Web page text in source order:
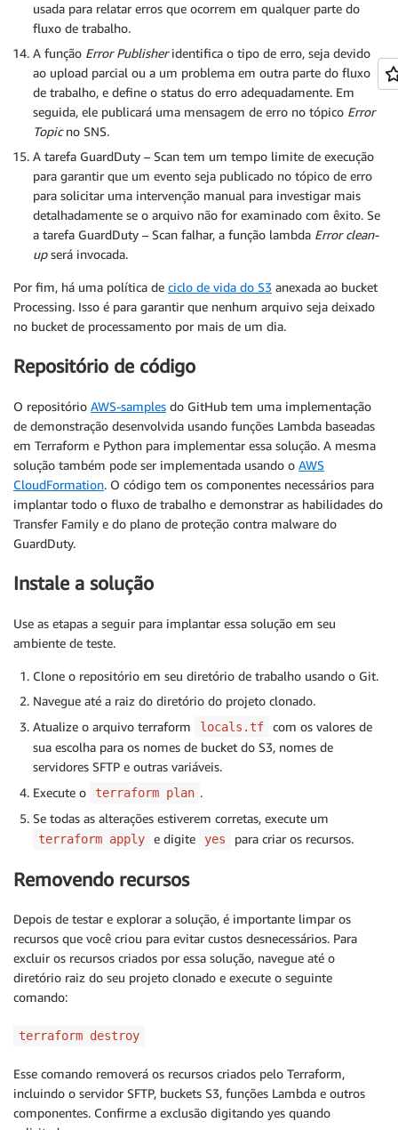
usada para relatar erros que ocorrem em qualquer parte do
fluxo de trabalho.
A função Error Publisheridentifica o tipo de erro, seja devido
ao upload parcial ou a um problema em outra parte do fluxo
de trabalho, e define o status do erro adequadamente. Em
seguida, ele publicará uma mensagem de erro no tópico Error
Topicno SNS.
A tarefa GuardDuty – Scan tem um tempo limite de execução
para garantir que um evento seja publicado no tópico de erro
para solicitar uma intervenção manual para investigar mais
detalhadamente se o arquivo não for examinado com êxito. Se
a tarefa GuardDuty – Scan falhar, a função lambda Error clean-
upserá invocada.
Por fim, há uma política de ciclo de vida do S3 anexada ao bucket
Processing. Isso é para garantir que nenhum arquivo seja deixado
no bucket de processamento por mais de um dia.
Repositório de código
O repositório AWS-samples do GitHub tem uma implementação
de demonstração desenvolvida usando funções Lambda baseadas
em Terraform e Python para implementar essa solução. A mesma
solução também pode ser implementada usando o AWS
CloudFormation. O código tem os componentes necessários para
implantar todo o fluxo de trabalho e demonstrar as habilidades do
Transfer Family e do plano de proteção contra malware do
GuardDuty.
Instale a solução
Use as etapas a seguir para implantar essa solução em seu
ambiente de teste.
Clone o repositório em seu diretório de trabalho usando o Git.
Navegue até a raiz do diretório do projeto clonado.
Atualize o arquivo terraform
locals.tf
com os valores de
sua escolha para os nomes de bucket do S3, nomes de
servidores SFTP e outras variáveis.
Execute o
terraform plan .
Se todas as alterações estiverem corretas, execute um
terraform apply e digite yes para criar os recursos.
Removendo recursos
Depois de testar e explorar a solução, é importante limpar os
recursos que você criou para evitar custos desnecessários. Para
excluir os recursos criados por essa solução, navegue até o
diretório raiz do seu projeto clonado e execute o seguinte
comando:
terraform destroy
Esse comando removerá os recursos criados pelo Terraform,
incluindo o servidor SFTP, buckets S3, funções Lambda e outros
componentes. Confirme a exclusão digitando yes quando